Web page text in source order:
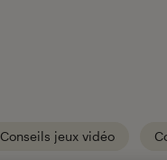
Conseils jeux vidéo